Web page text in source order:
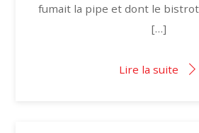
fumait la pipe et dont le
[…]
Lire la suite